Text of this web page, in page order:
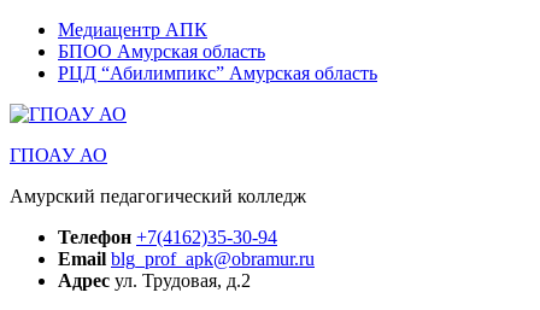
Медиацентр АПК
БПОО Амурская область
РЦД “Абилимпикс” Амурская область
ГПОАУ АО
Амурский педагогический колледж
Телефон +7(4162)35-30-94
Email blg_prof_apk@obramur.ru
Адрес ул. Трудовая, д.2